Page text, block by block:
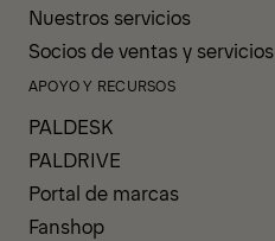
Nuestros servicios
Socios de ventas y servicios
APOYO Y RECURSOS
PALDESK
PALDRIVE
Portal de marcas
Fanshop